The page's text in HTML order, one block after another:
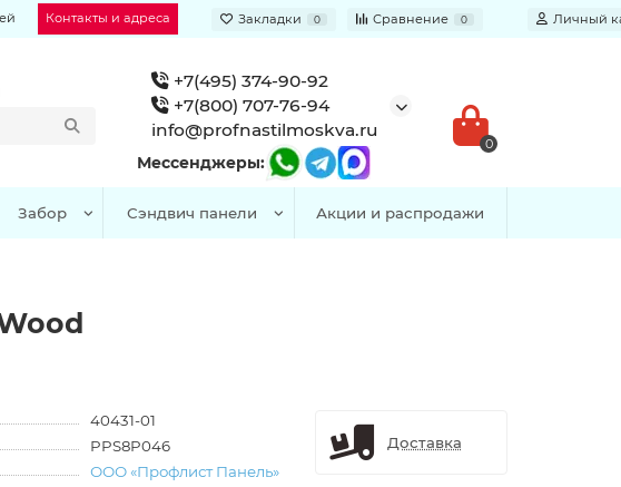
Контакты и адреса Закладки 0 Сравнение 0 Личный
+7(495) 374-90-92
+7(800) 707-76-94
info@profnastilmoskva.ru
Мессенджеры:
0
Забор Сэндвич панели Акции и распродажи
40431-01
PPS8P046
ООО «Профлист Панель»
Доставка